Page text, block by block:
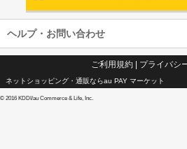
ヘルプ・お問い合わせ
ご利用規約| プライバシ
ネットショッピング・通販ならau PAY マーケット
© 2016 KDDI/au Commerce & Life, Inc.